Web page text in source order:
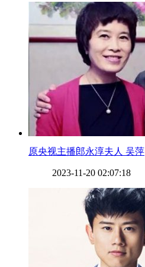
​原央视主播郎永淳夫人 吴萍
2023-11-20 02:07:18